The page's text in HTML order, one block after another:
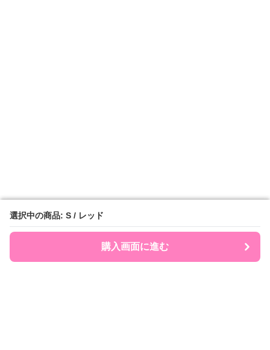
選択中の商品: S / レッド
購入画面に進む
選択中の商品: S / レッド
購入画面に進む